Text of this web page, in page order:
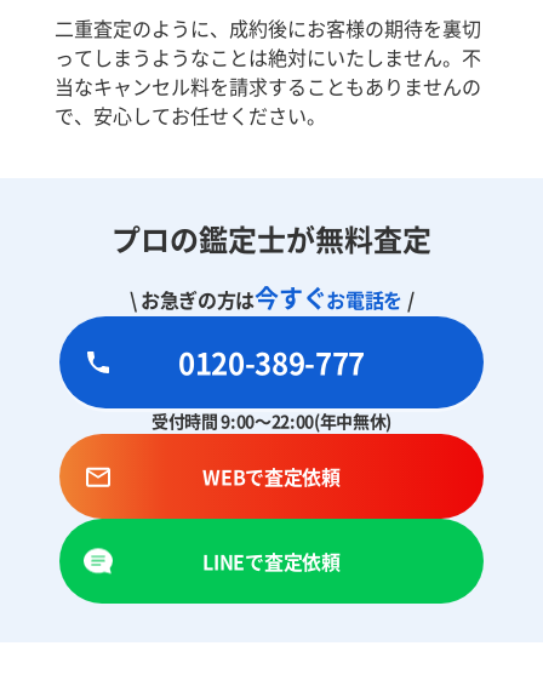
二重査定のように、成約後にお客様の期待を裏切
ってしまうようなことは絶対にいたしません。不
当なキャンセル料を請求することもありませんの
で、安心してお任せください。
プロの鑑定士が無料査定
\ お急ぎの方は今すぐお電話を /
0120-389-777
受付時間 9:00～22:00(年中無休)
WEBで査定依頼
LINEで査定依頼